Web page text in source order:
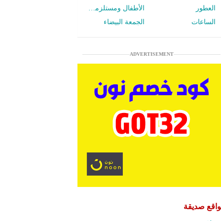
العطور
الأطفال ومستلزمات الرضع
الساعات
الجمعة البيضاء
ADVERTISEMENT
صديقة